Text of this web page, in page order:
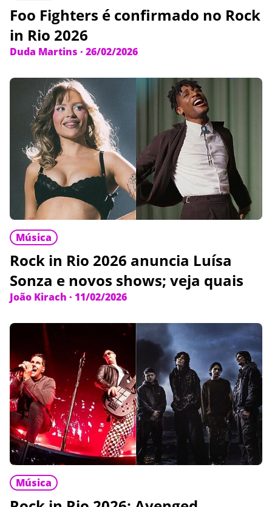
Foo Fighters é confirmado no Rock
in Rio 2026
Duda Martins · 26/02/2026
Música
Rock in Rio 2026 anuncia Luísa
Sonza e novos shows; veja quais
João Kirach · 11/02/2026
Música